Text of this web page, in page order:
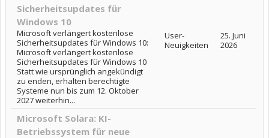
Sicherheitsupdates für
Windows 10
Microsoft verlängert kostenlose
Sicherheitsupdates für Windows 10:
Microsoft verlängert kostenlose
Sicherheitsupdates für Windows 10
Statt wie ursprünglich angekündigt
zu enden, erhalten berechtigte
Systeme nun bis zum 12. Oktober
2027 weiterhin...
User-
Neuigkeiten
25. Juni
2026
Microsoft Solara: KI-
Betriebssystem für neue